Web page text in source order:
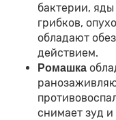
бактерии,
грибков,
обладают
действием.
Ромашка
снимает зуд